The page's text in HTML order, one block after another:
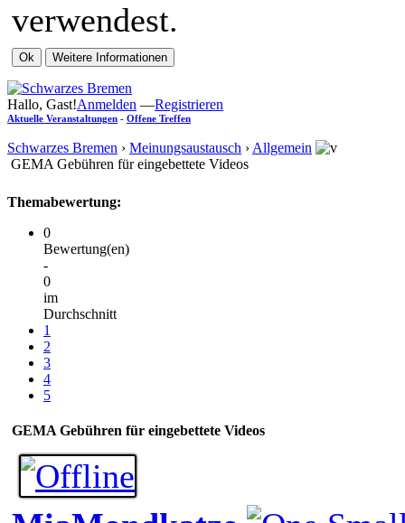
verwendest.
Hallo, Gast!Anmelden —Registrieren
Aktuelle Veranstaltungen - Offene Treffen
Schwarzes Bremen › Meinungsaustausch › Allgemein
GEMA Gebühren für eingebettete Videos
Themabewertung:
0
Bewertung(en)
-
0
im
Durchschnitt
1
2
3
4
5
GEMA Gebühren für eingebettete Videos